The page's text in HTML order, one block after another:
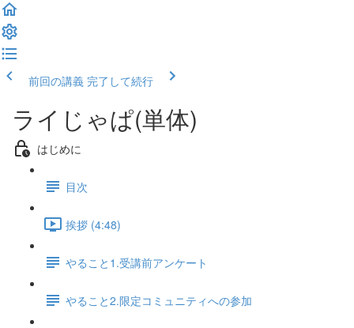
前回の講義 完了して続行
ライじゃぱ(単体)
はじめに
目次
挨拶 (4:48)
やること1.受講前アンケート
やること2.限定コミュニティへの参加